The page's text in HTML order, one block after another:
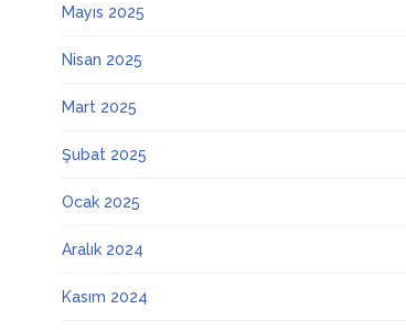
Mayıs 2025
Nisan 2025
Mart 2025
Şubat 2025
Ocak 2025
Aralık 2024
Kasım 2024